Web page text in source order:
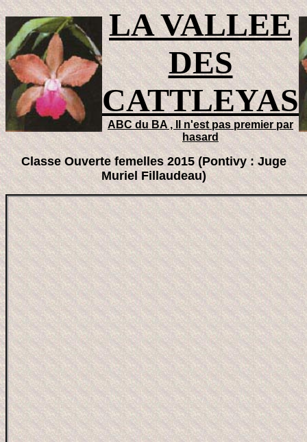
LA VALLEE
DES
CATTLEYAS
ABC du BA , Il n'est pas premier par
hasard
Classe Ouverte femelles 2015 (Pontivy : Juge
Muriel Fillaudeau)